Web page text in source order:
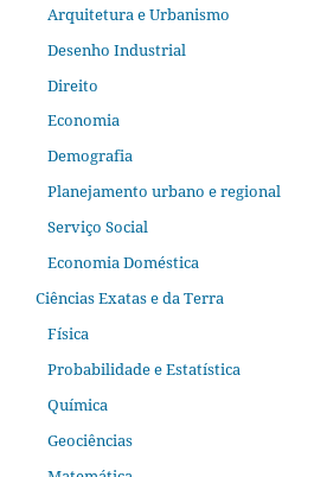
Arquitetura e Urbanismo
Desenho Industrial
Direito
Economia
Demografia
Planejamento urbano e regional
Serviço Social
Economia Doméstica
Ciências Exatas e da Terra
Física
Probabilidade e Estatística
Química
Geociências